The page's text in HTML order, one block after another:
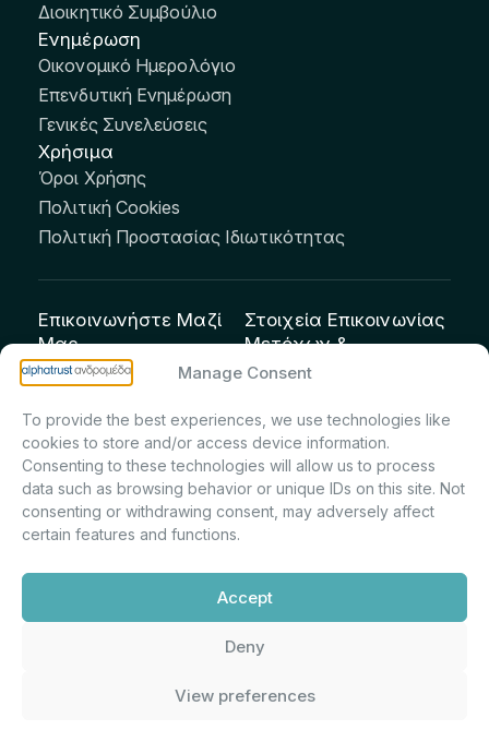
Manage Consent
To provide the best experiences, we use technologies like
cookies to store and/or access device information.
Consenting to these technologies will allow us to process
data such as browsing behavior or unique IDs on this site. Not
consenting or withdrawing consent, may adversely affect
certain features and functions.
Accept
Deny
View preferences
Διοικητικό Συμβούλιο
Ενημέρωση
Οικονομικό Ημερολόγιο
Επενδυτική Ενημέρωση
Γενικές Συνελεύσεις
Χρήσιμα
Όροι Χρήσης
Πολιτική Cookies
Πολιτική Προστασίας Ιδιωτικότητας
Επικοινωνήστε Μαζί
Μας
info@andromeda.eu
Οδός Αριστείδου 1,
Κηφισιά Τ.Κ. 14561
Στοιχεία Επικοινωνίας
Μετόχων &
Επενδυτών:
Πρίντσιου – Corporate
Secretary & Investor
Relations – Τμήμα
Μετοχολογίου –
Ανακοινώσεων
m.printsiou@andromeda.eu